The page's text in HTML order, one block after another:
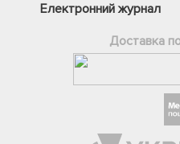
Електронний журнал
Доставка по